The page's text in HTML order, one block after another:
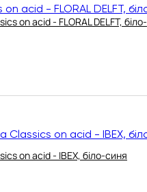
on acid - FLORAL DELFT, біло-
on acid - IBEX, біло-синя